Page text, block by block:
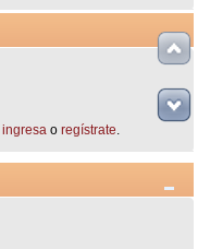
ingresao regístrate.